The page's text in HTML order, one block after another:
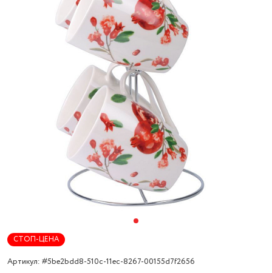
СТОП-ЦЕНА
Артикул: #5be2bdd8-510c-11ec-8267-00155d7f2656